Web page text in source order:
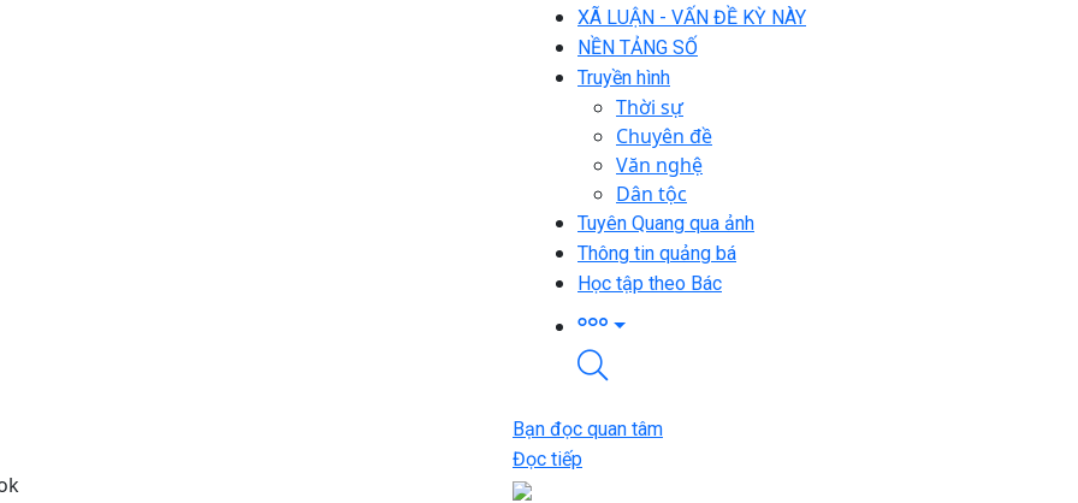
XÃ LUẬN - VẤN ĐỀ KỲ NÀY
NỀN TẢNG SỐ
Truyền hình
Thời sự
Chuyên đề
Văn nghệ
Dân tộc
Tuyên Quang qua ảnh
Thông tin quảng bá
Học tập theo Bác
Bạn đọc quan tâm
Đọc tiếp